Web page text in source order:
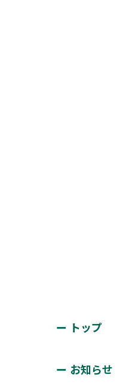
トップ
お知らせ